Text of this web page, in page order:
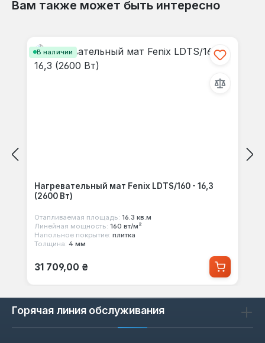
Вам также может быть интересно
В наличии
Нагревательный мат Fenix LDTS/160 - 16,3
(2600 Вт)
Отапливаемая площадь: 16.3 кв.м
Линейная мощность: 160 вт/м²
Напольное покрытие: плитка
Толщина: 4 мм
Обычная цена:
31 709,00 ₴
Горячая линия обслуживания